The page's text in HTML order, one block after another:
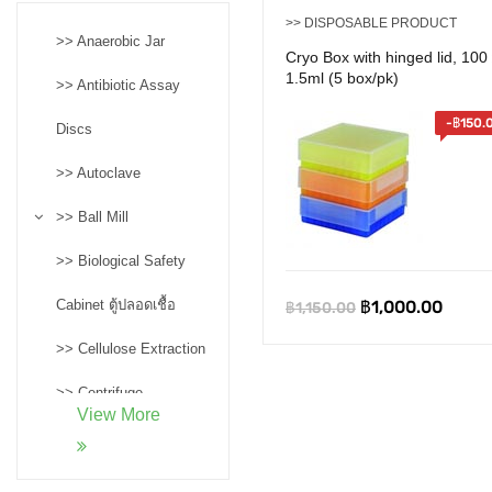
>> Anaerobic Jar
>> Antibiotic Assay
Discs
>> Autoclave
>> Ball Mill
>> Biological Safety
Cabinet ตู้ปลอดเชื้อ
>> Cellulose Extraction
>> Centrifuge
View More
>> DISPOSABLE PRODUCT
Cryo Box with hinged lid, 100
1.5ml (5 box/pk)
-฿
฿1,150.00 Original
฿1,000.00